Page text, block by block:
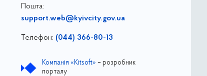
Пошта:
support.web@kyivcity.gov.ua
Телефон: (044) 366-80-13
Компанія «Kitsoft» – розробник
порталу